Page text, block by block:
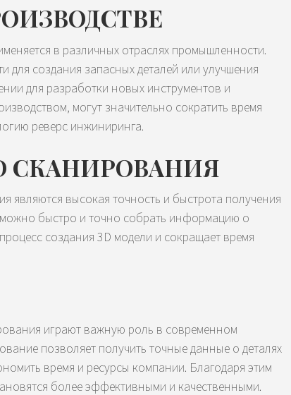
в различных отраслях промышленности.
создания запасных деталей или улучшения
для разработки новых инструментов и
могут значительно сократить время
реверс инжиниринга.
СКАНИРОВАНИЯ
высокая точность и быстрота получения
быстро и точно собрать информацию о
создания 3D модели и сокращает время
играют важную роль в современном
позволяет получить точные данные о деталях
время и ресурсы компании. Благодаря этим
более эффективными и качественными.